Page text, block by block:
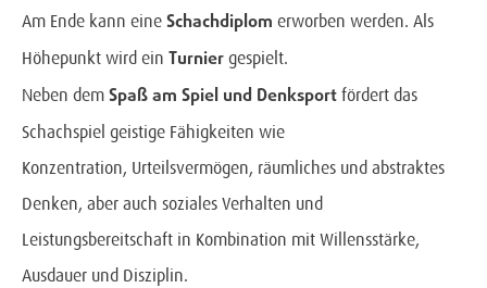
Am Ende kann eine Schachdiplom erworben werden. Als
Höhepunkt wird ein Turnier gespielt.
Neben dem Spaß am Spiel und Denksport fördert das
Schachspiel geistige Fähigkeiten wie
Konzentration, Urteilsvermögen, räumliches und abstraktes
Denken, aber auch soziales Verhalten und
Leistungsbereitschaft in Kombination mit Willensstärke,
Ausdauer und Disziplin.